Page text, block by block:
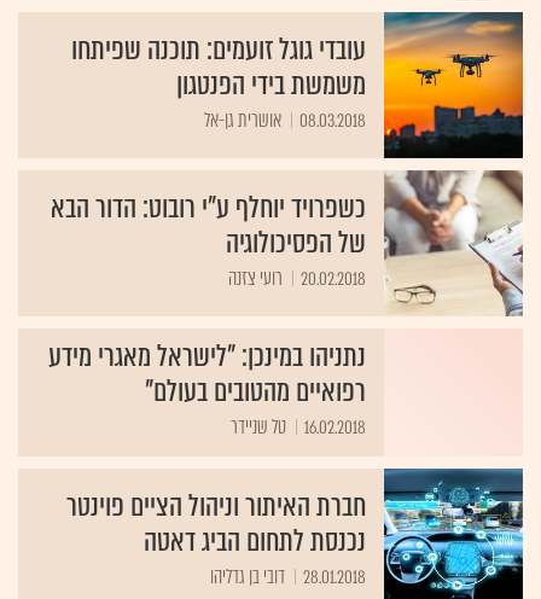
עובדי גוגל זועמים: תוכנה שפיתחו
משמשת בידי הפנטגון
08.03.2018 אושרית גן-אל
כשפרויד יוחלף ע"י רובוט: הדור הבא
של הפסיכולוגיה
20.02.2018 רועי צזנה
נתניהו במינכן: "לישראל מאגרי מידע
רפואיים מהטובים בעולם"
16.02.2018 טל שניידר
חברת האיתור וניהול הציים פוינטר
נכנסת לתחום הביג דאטה
28.01.2018 דובי בן גדליהו